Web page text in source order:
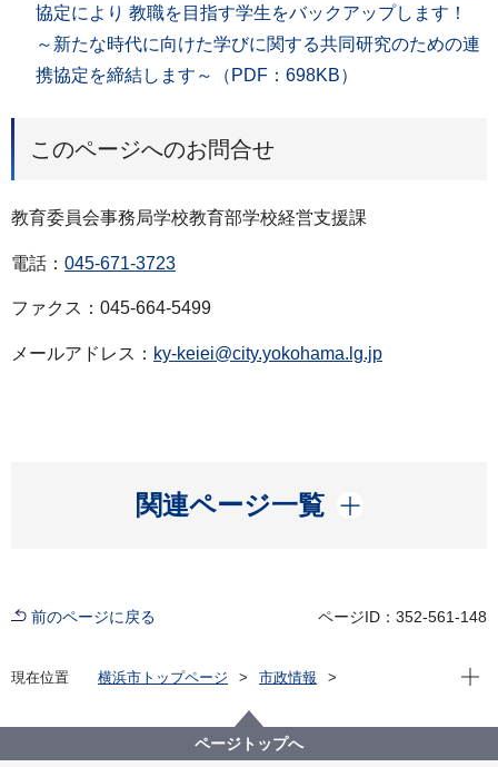
協定により 教職を目指す学生をバックアップします！
～新たな時代に向けた学びに関する共同研究のための連
携協定を締結します～（PDF：698KB）
このページへのお問合せ
教育委員会事務局学校教育部学校経営支援課
電話： 045-671-3723
ファクス：045-664-5499
メールアドレス： ky-keiei@city.yokohama.lg.jp
関連ページ一覧
開く
前のページに戻る ページID：352-561-148
現在位置 横浜市トップページ
市政情報
記者発表 2025年度
横浜国立大学及び同大学附属学校との連携協定により
教職を目指す学生をバックアップします！ ～新たな時
現在
ページトップへ